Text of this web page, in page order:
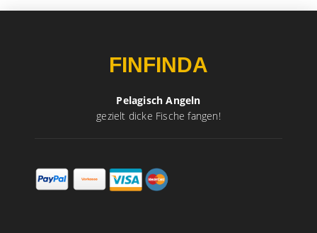
FINFINDA
Pelagisch Angeln
gezielt dicke Fische fangen!